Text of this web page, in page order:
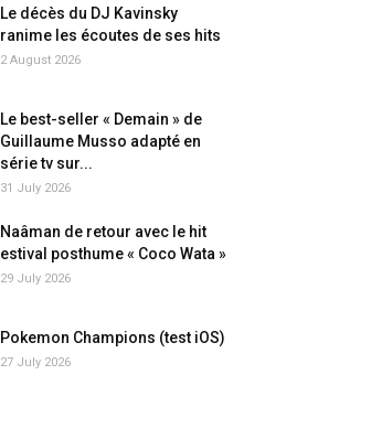
Le décès du DJ Kavinsky
ranime les écoutes de ses hits
2 August 2026
Le best-seller « Demain » de
Guillaume Musso adapté en
série tv sur...
31 July 2026
Naâman de retour avec le hit
estival posthume « Coco Wata »
29 July 2026
Pokemon Champions (test iOS)
27 July 2026